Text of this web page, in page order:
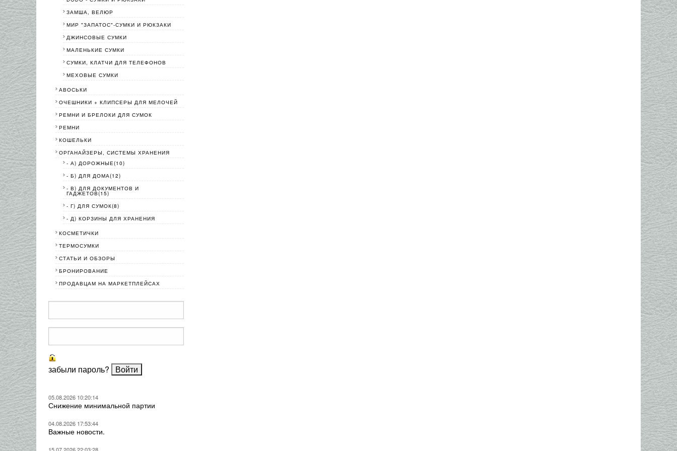
ЗАМША, ВЕЛЮР
МИР "ЗАПАТОС"-СУМКИ И РЮКЗАКИ
ДЖИНСОВЫЕ СУМКИ
МАЛЕНЬКИЕ СУМКИ
СУМКИ, КЛАТЧИ ДЛЯ ТЕЛЕФОНОВ
МЕХОВЫЕ СУМКИ
АВОСЬКИ
ОЧЕШНИКИ + КЛИПСЕРЫ ДЛЯ МЕЛОЧЕЙ
РЕМНИ И БРЕЛОКИ ДЛЯ СУМОК
РЕМНИ
КОШЕЛЬКИ
ОРГАНАЙЗЕРЫ, СИСТЕМЫ ХРАНЕНИЯ
- А) ДОРОЖНЫЕ(10)
- Б) ДЛЯ ДОМА(12)
- В) ДЛЯ ДОКУМЕНТОВ И
ГАДЖЕТОВ(15)
- Г) ДЛЯ СУМОК(8)
- Д) КОРЗИНЫ ДЛЯ ХРАНЕНИЯ
КОСМЕТИЧКИ
ТЕРМОСУМКИ
СТАТЬИ И ОБЗОРЫ
БРОНИРОВАНИЕ
ПРОДАВЦАМ НА МАРКЕТПЛЕЙСАХ
забыли пароль?
05.08.2026 10:20:14
Снижение минимальной партии
04.08.2026 17:53:44
Важные новости.
15.07.2026 22:03:28